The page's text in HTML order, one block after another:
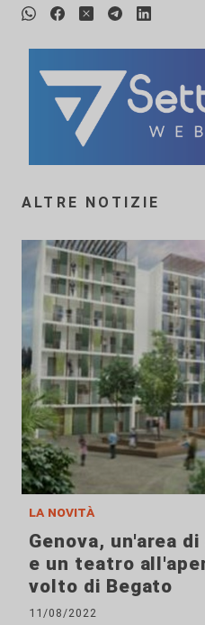
ALTRE NOTIZIE
la novità
Genova, un'area
e un teatro
volto di Begato
11/08/2022